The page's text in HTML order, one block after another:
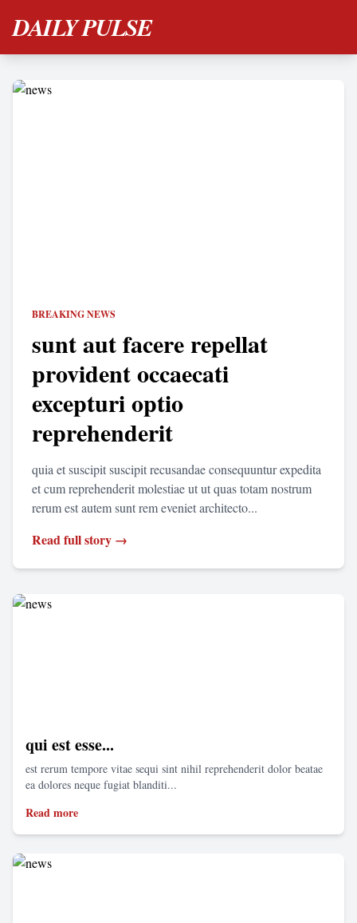
DAILY PULSE
BREAKING NEWS
sunt aut facere repellat
provident occaecati
excepturi optio
reprehenderit
quia et suscipit suscipit recusandae consequuntur expedita
et cum reprehenderit molestiae ut ut quas totam nostrum
rerum est autem sunt rem eveniet architecto...
Read full story →
qui est esse...
est rerum tempore vitae sequi sint nihil reprehenderit dolor beatae
ea dolores neque fugiat blanditi...
Read more